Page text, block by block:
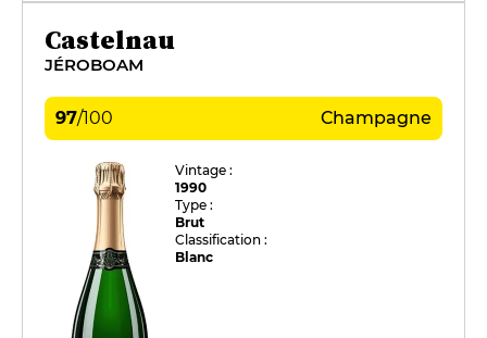
Castelnau
JÉROBOAM
97/100 Champagne
Vintage :
1990
Type :
Brut
Classification :
Blanc